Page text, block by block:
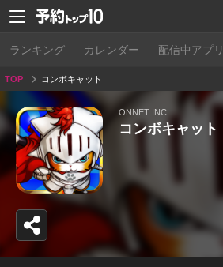
ランキング カレンダー 配信中アプリ
TOP コンボキャット
ONNET INC.
コンボキャット